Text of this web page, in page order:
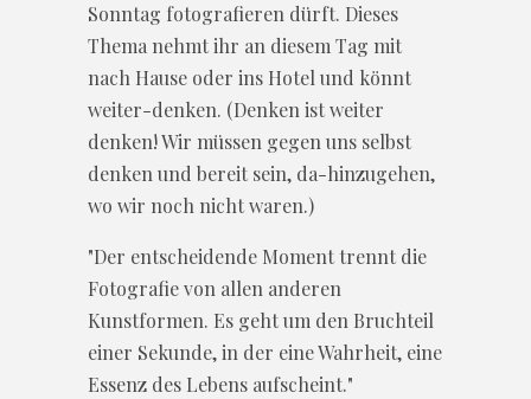
Sonntag fotografieren dürft. Dieses
Thema nehmt ihr an diesem Tag mit
nach Hause oder ins Hotel und könnt
weiter-denken. (Denken ist weiter
denken! Wir müssen gegen uns selbst
denken und bereit sein, da-hinzugehen,
wo wir noch nicht waren.)
"Der entscheidende Moment trennt die
Fotografie von allen anderen
Kunstformen. Es geht um den Bruchteil
einer Sekunde, in der eine Wahrheit, eine
Essenz des Lebens aufscheint."